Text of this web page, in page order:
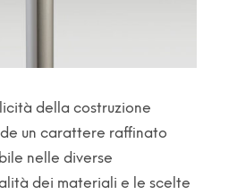
della costruzione
un carattere raffinato
nelle diverse
dei materiali e le scelte